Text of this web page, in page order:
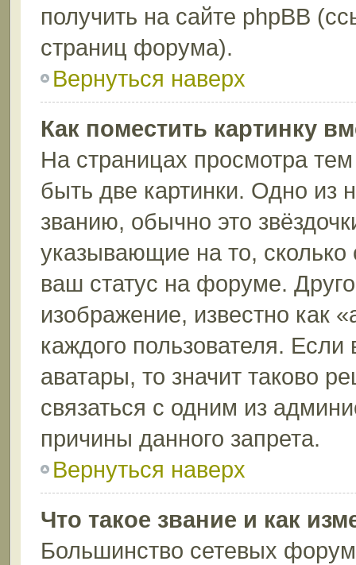
получить на сайте phpBB
страниц форума).
Вернуться наверх
Как поместить картинку
На страницах просмотра
быть две картинки. Одно из
званию, обычно это
указывающие на то,
ваш статус на форуме.
изображение, известно как
каждого пользователя.
аватары, то значит таково
связаться с одним из
причины данного запрета.
Вернуться наверх
Что такое звание и как
Большинство сетевых